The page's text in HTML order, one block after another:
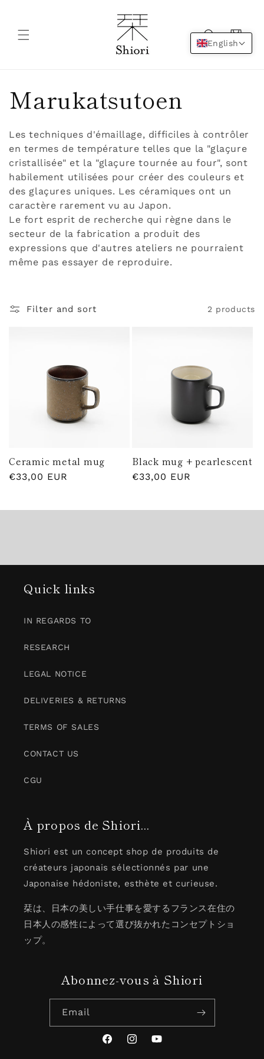
Cart
C
o
l
l
e
c
t
i
Marukatsutoen
Les techniques d'émaillage, difficiles à contrôler
en termes de température telles que la "glaçure
cristallisée" et la "glaçure tournée au four", sont
habilement utilisées pour créer des couleurs et
des glaçures uniques. Les céramiques ont un
caractère rarement vu au Japon.
Le fort esprit de recherche qui règne dans le
secteur de la fabrication a produit des
expressions que d'autres ateliers ne pourraient
même pas essayer de reproduire.
Filter and sort 2 products
Ceramic metal mug
Regular
€33,00 EUR
Black mug + pearlescent
Regular
€33,00 EUR
Quick links
IN REGARDS TO
RESEARCH
LEGAL NOTICE
DELIVERIES & RETURNS
TERMS OF SALES
CONTACT US
CGU
À propos de Shiori...
Shiori est un concept shop de produits de
créateurs japonais sélectionnés par une
Japonaise hédoniste, esthète et curieuse.
栞は、日本の美しい手仕事を愛するフランス在住の
日本人の感性によって選び抜かれたコンセプトショ
ップ。
Abonnez-vous à Shiori
Email
FacebookInstagramYouTube
English